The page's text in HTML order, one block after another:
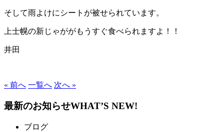
そして雨よけにシートが被せられています。
上士幌の新じゃががもうすぐ食べられますよ！！
井田
« 前へ 一覧へ 次へ »
最新のお知らせWHAT’S NEW!
ブログ